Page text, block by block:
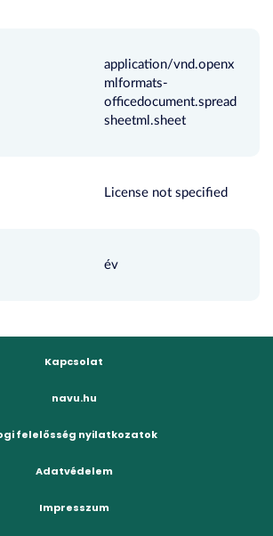
application/vnd.openx
mlformats-
officedocument.spread
sheetml.sheet
License not specified
év
Kapcsolat
navu.hu
felelősség nyilatkozatok
Adatvédelem
Impresszum